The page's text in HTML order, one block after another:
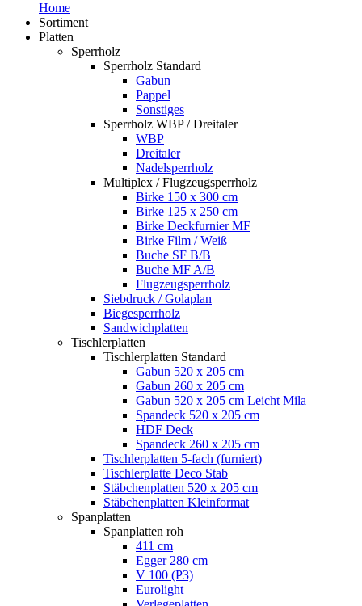
Home
Sortiment
Platten
Sperrholz
Sperrholz Standard
Gabun
Pappel
Sonstiges
Sperrholz WBP / Dreitaler
WBP
Dreitaler
Nadelsperrholz
Multiplex / Flugzeugsperrholz
Birke 150 x 300 cm
Birke 125 x 250 cm
Birke Deckfurnier MF
Birke Film / Weiß
Buche SF B/B
Buche MF A/B
Flugzeugsperrholz
Siebdruck / Golaplan
Biegesperrholz
Sandwichplatten
Tischlerplatten
Tischlerplatten Standard
Gabun 520 x 205 cm
Gabun 260 x 205 cm
Gabun 520 x 205 cm Leicht Mila
Spandeck 520 x 205 cm
HDF Deck
Spandeck 260 x 205 cm
Tischlerplatten 5-fach (furniert)
Tischlerplatte Deco Stab
Stäbchenplatten 520 x 205 cm
Stäbchenplatten Kleinformat
Spanplatten
Spanplatten roh
411 cm
Egger 280 cm
V 100 (P3)
Eurolight